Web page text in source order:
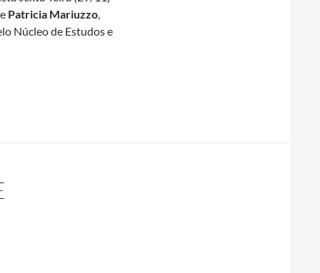
Patricia Mariuzzo,
Núcleo de Estudos e
Teses e Ensaios analisa contradições de projeto que